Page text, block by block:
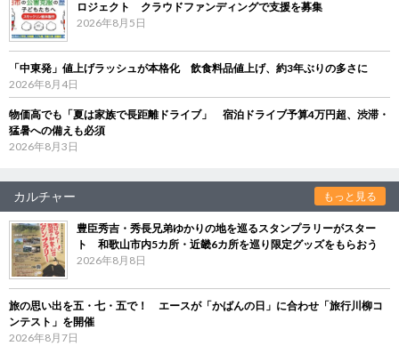
ロジェクト クラウドファンディングで支援を募集
2026年8月5日
「中東発」値上げラッシュが本格化 飲食料品値上げ、約3年ぶりの多さに
2026年8月4日
物価高でも「夏は家族で長距離ドライブ」 宿泊ドライブ予算4万円超、渋滞・
猛暑への備えも必須
2026年8月3日
カルチャー もっと見る
豊臣秀吉・秀長兄弟ゆかりの地を巡るスタンプラリーがスター
ト 和歌山市内5カ所・近畿6カ所を巡り限定グッズをもらおう
2026年8月8日
旅の思い出を五・七・五で！ エースが「かばんの日」に合わせ「旅行川柳コ
ンテスト」を開催
2026年8月7日